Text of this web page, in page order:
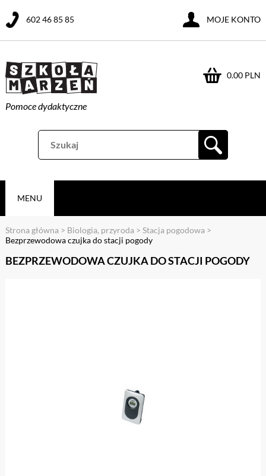
Pomoce dydaktyczne
0.00 PLN
602 46 85 85 MOJE KONTO
MENU
Strona główna > Biologia, przyroda > Stacja pogodowa >
Bezprzewodowa czujka do stacji pogody
BEZPRZEWODOWA CZUJKA DO STACJI POGODY